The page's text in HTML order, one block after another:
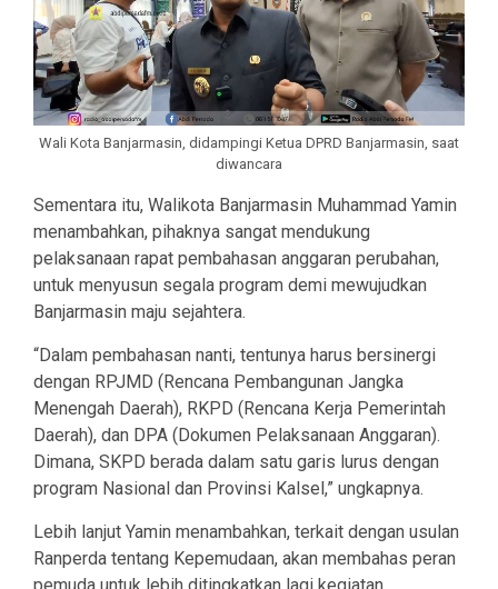
Wali Kota Banjarmasin, didampingi Ketua DPRD Banjarmasin, saat
diwancara
Sementara itu, Walikota Banjarmasin Muhammad Yamin
menambahkan, pihaknya sangat mendukung
pelaksanaan rapat pembahasan anggaran perubahan,
untuk menyusun segala program demi mewujudkan
Banjarmasin maju sejahtera.
“Dalam pembahasan nanti, tentunya harus bersinergi
dengan RPJMD (Rencana Pembangunan Jangka
Menengah Daerah), RKPD (Rencana Kerja Pemerintah
Daerah), dan DPA (Dokumen Pelaksanaan Anggaran).
Dimana, SKPD berada dalam satu garis lurus dengan
program Nasional dan Provinsi Kalsel,” ungkapnya.
Lebih lanjut Yamin menambahkan, terkait dengan usulan
Ranperda tentang Kepemudaan, akan membahas peran